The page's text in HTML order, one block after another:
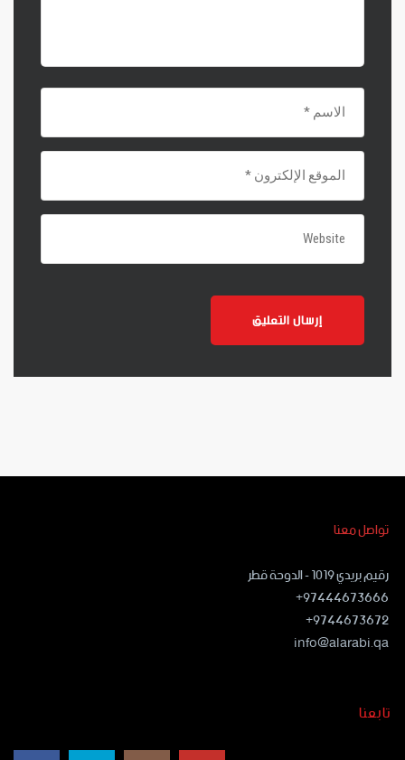
تواصل معنا
رقيم بريدي ١٠١٩ - الدوحة قطر
97444673666+
9744673672+
info@alarabi.qa
تابعنا